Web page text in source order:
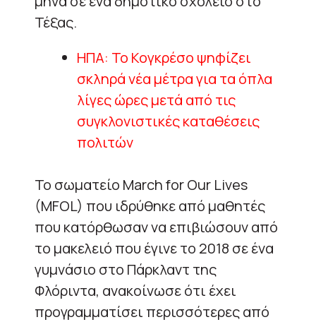
Τέξας.
ΗΠΑ: Το Κογκρέσο ψηφίζει
σκληρά νέα μέτρα για τα όπλα
λίγες ώρες μετά από τις
συγκλονιστικές καταθέσεις
πολιτών
Το σωματείο March for Our Lives
(MFOL) που ιδρύθηκε από μαθητές
που κατόρθωσαν να επιβιώσουν από
το μακελειό που έγινε το 2018 σε ένα
γυμνάσιο στο Πάρκλαντ της
Φλόριντα, ανακοίνωσε ότι έχει
προγραμματίσει περισσότερες από